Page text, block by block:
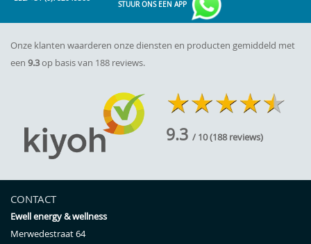
STUUR ONS EEN APP
Onze klanten waarderen onze diensten en producten gemiddeld met
een 9.3op basis van 188 reviews.
9.3 / 10(188reviews)
CONTACT
Ewell energy & wellness
Merwedestraat 64